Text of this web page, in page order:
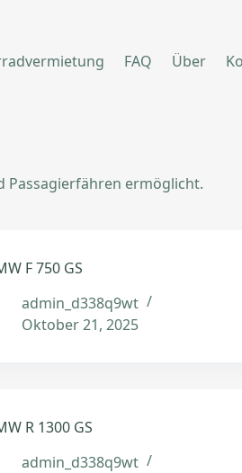
FAQ Über
Passagierfähren ermöglicht.
F 750 GS
admin_d338q9wt
Oktober 21, 2025
R 1300 GS
admin_d338q9wt